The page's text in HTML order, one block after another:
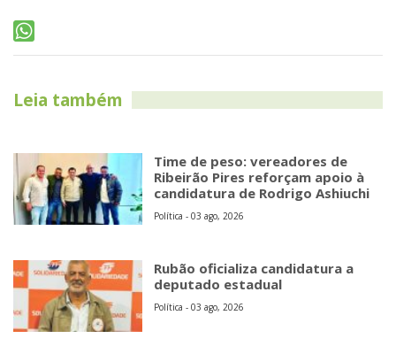
Leia também
Time de peso: vereadores de
Ribeirão Pires reforçam apoio à
candidatura de Rodrigo Ashiuchi
Política - 03 ago, 2026
Rubão oficializa candidatura a
deputado estadual
Política - 03 ago, 2026